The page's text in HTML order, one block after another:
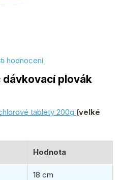
dávkovací plovák
hodnocení
tablety 200g (velké
Hodnota
18 cm